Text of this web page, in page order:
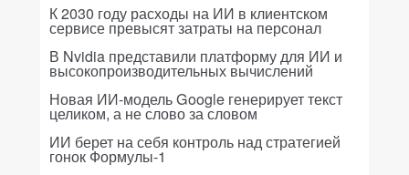
К 2030 году расходы на ИИ в клиентском
сервисе превысят затраты на персонал
В Nvidia представили платформу для ИИ и
высокопроизводительных вычислений
Новая ИИ-модель Google генерирует текст
целиком, а не слово за словом
ИИ берет на себя контроль над стратегией
гонок Формулы-1